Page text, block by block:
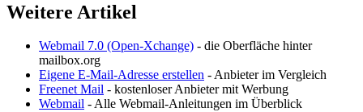
Weitere Artikel
Webmail 7.0 (Open-Xchange) - die Oberfläche hinter
mailbox.org
Eigene E-Mail-Adresse erstellen - Anbieter im Vergleich
Freenet Mail - kostenloser Anbieter mit Werbung
Webmail - Alle Webmail-Anleitungen im Überblick